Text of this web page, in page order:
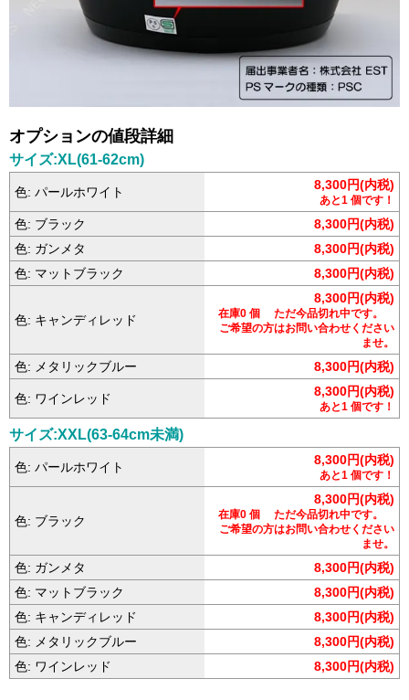
オプションの値段詳細
サイズ:XL(61-62cm)
色: パールホワイト 8,300円(内税)
あと1 個です！
色: ブラック
8,300円(内税)
色: ガンメタ
8,300円(内税)
色: マットブラック
8,300円(内税)
色: キャンディレッド
8,300円(内税)
在庫0 個 ただ今品切れ中です。
ご希望の方はお問い合わせください
ませ。
色: メタリックブルー 8,300円(内税)
色: ワインレッド 8,300円(内税)
あと1 個です！
サイズ:XXL(63-64cm未満)
色: パールホワイト 8,300円(内税)
あと1 個です！
色: ブラック
8,300円(内税)
在庫0 個 ただ今品切れ中です。
ご希望の方はお問い合わせください
ませ。
色: ガンメタ
8,300円(内税)
色: マットブラック
8,300円(内税)
色: キャンディレッド
8,300円(内税)
色: メタリックブルー
8,300円(内税)
色: ワインレッド
8,300円(内税)